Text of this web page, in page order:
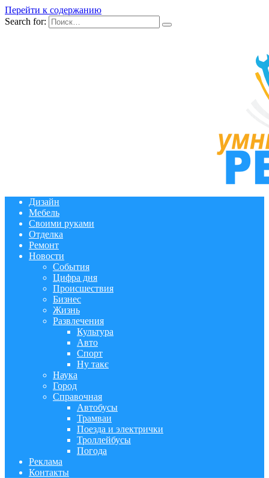
Перейти к содержанию
Search for:
Дизайн
Мебель
Своими руками
Отделка
Ремонт
Новости
События
Цифра дня
Происшествия
Бизнес
Жизнь
Развлечения
Культура
Авто
Спорт
Ну такє
Наука
Город
Cправочная
Автобусы
Трамваи
Поезда и электрички
Троллейбусы
Погода
Реклама
Контакты